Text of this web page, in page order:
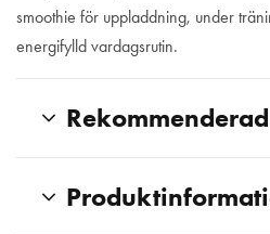
smoothie för uppladdning, under
energifylld vardagsrutin.